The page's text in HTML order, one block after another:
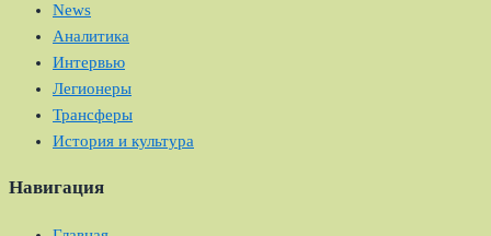
News
Аналитика
Интервью
Легионеры
Трансферы
История и культура
Навигация